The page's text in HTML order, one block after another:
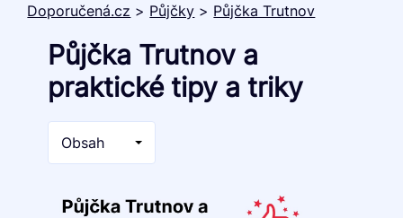
Doporučená.cz > Půjčky > Půjčka Trutnov
Půjčka Trutnov a
praktické tipy a triky
Obsah